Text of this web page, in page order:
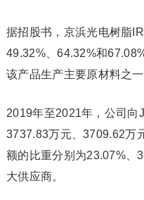
据招股书，京浜光电树脂
49.32%、64.32%和
该产品生产主要原材料之一
2019年至2021年，公司向
3737.83万元、3709.62万
额的比重分别为23.07%、
大供应商。